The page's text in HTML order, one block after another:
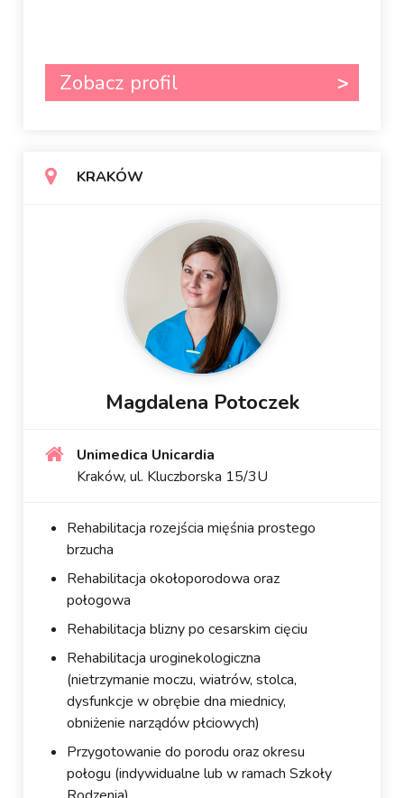
Zobacz profil
KRAKÓW
Magdalena Potoczek
Unimedica Unicardia
Kraków, ul. Kluczborska 15/3U
Rehabilitacja rozejścia mięśnia prostego
brzucha
Rehabilitacja okołoporodowa oraz
połogowa
Rehabilitacja blizny po cesarskim cięciu
Rehabilitacja uroginekologiczna
(nietrzymanie moczu, wiatrów, stolca,
dysfunkcje w obrębie dna miednicy,
obniżenie narządów płciowych)
Przygotowanie do porodu oraz okresu
połogu (indywidualne lub w ramach Szkoły